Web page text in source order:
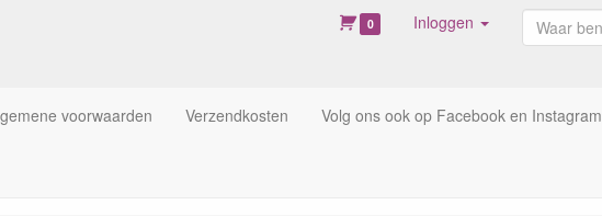
0 Inloggen
voorwaarden Verzendkosten Volg ons ook op Facebook en Instagram